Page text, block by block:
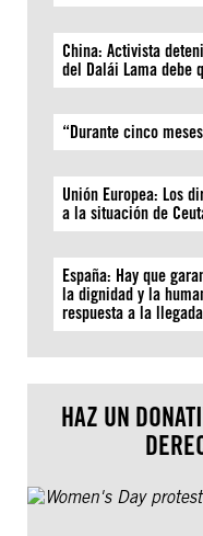
China: Activista
del Dalái Lama debe
“Durante cinco
Unión Europea: Los
a la situación de
España: Hay que
la dignidad y la
respuesta a la
HAZ UN